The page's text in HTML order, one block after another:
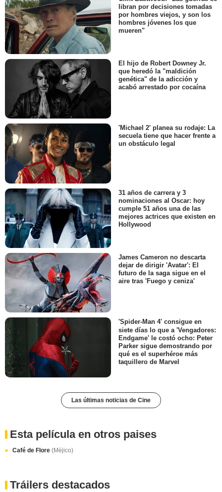
libran por decisiones tomadas
por hombres viejos, y son los
hombres jóvenes los que
mueren"
El hijo de Robert Downey Jr.
que heredó la "maldición
genética" de la adicción y
acabó arrestado por cocaína
'Michael 2' planea su rodaje: La
secuela tiene que hacer frente a
un obstáculo legal
31 años de carrera y 3
nominaciones al Oscar: hoy
cumple 51 años una de las
mejores actrices que existen en
Hollywood
James Cameron no descarta
dejar de dirigir 'Avatar': El
futuro de la saga sigue en el
aire tras 'Fuego y ceniza'
'Spider-Man 4' consigue en
siete días lo que a 'Vengadores:
Endgame' le costó ocho: Peter
Parker sigue demostrando por
qué es el superhéroe más
taquillero de Marvel
Las últimas noticias de Cine
Esta película en otros paises
Café de Flore (Méjico)
Tráilers destacados